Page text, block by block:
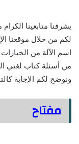
يشرفنا متابعينا
لكم من خلال موقعنا
اسم الآلة من الخيارات
من أسئلة كتاب لغتي
ونوضح لكم الإجابة
مفتاح